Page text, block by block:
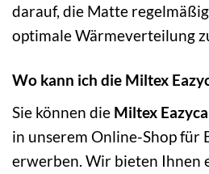
darauf, die Matte
optimale Wärmeverteilung
Wo kann ich die Miltex
Sie können die Miltex
in unserem Online-Shop für
erwerben. Wir bieten Ihnen